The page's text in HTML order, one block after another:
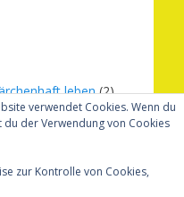
leben(2)
verwendet Cookies. Wenn du
der Verwendung von Cookies
zur Kontrolle von Cookies,